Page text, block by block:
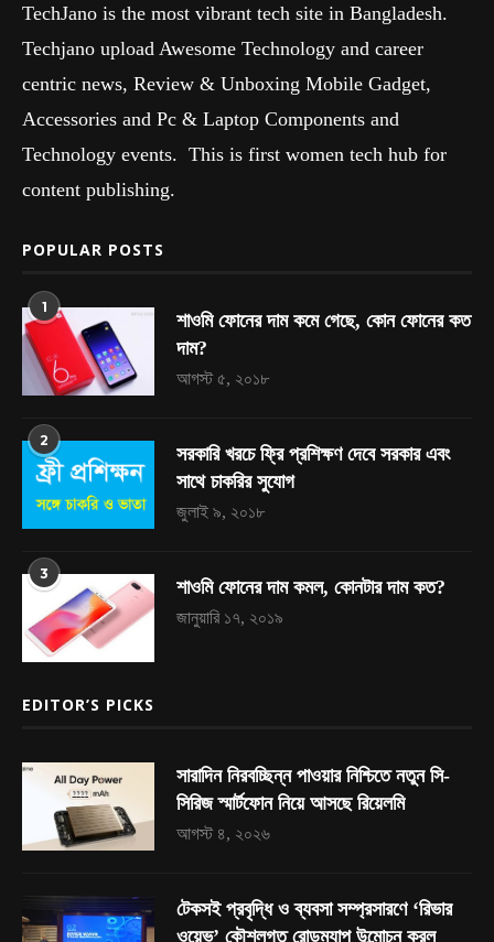
TechJano is the most vibrant tech site in Bangladesh.
Techjano upload Awesome Technology and career
centric news, Review & Unboxing Mobile Gadget,
Accessories and Pc & Laptop Components and
Technology events. This is first women tech hub for
content publishing.
POPULAR POSTS
1
শাওমি ফোনের দাম কমে গেছে, কোন ফোনের কত
দাম?
আগস্ট ৫, ২০১৮
2
সরকারি খরচে ফ্রি প্রশিক্ষণ দেবে সরকার এবং
সাথে চাকরির সুযোগ
জুলাই ৯, ২০১৮
3
শাওমি ফোনের দাম কমল, কোনটার দাম কত?
জানুয়ারি ১৭, ২০১৯
EDITOR’S PICKS
সারাদিন নিরবচ্ছিন্ন পাওয়ার নিশ্চিতে নতুন সি-
সিরিজ স্মার্টফোন নিয়ে আসছে রিয়েলমি
আগস্ট ৪, ২০২৬
টেকসই প্রবৃদ্ধি ও ব্যবসা সম্প্রসারণে ‘রিভার
ওয়েভ’ কৌশলগত রোডম্যাপ উন্মোচন করল